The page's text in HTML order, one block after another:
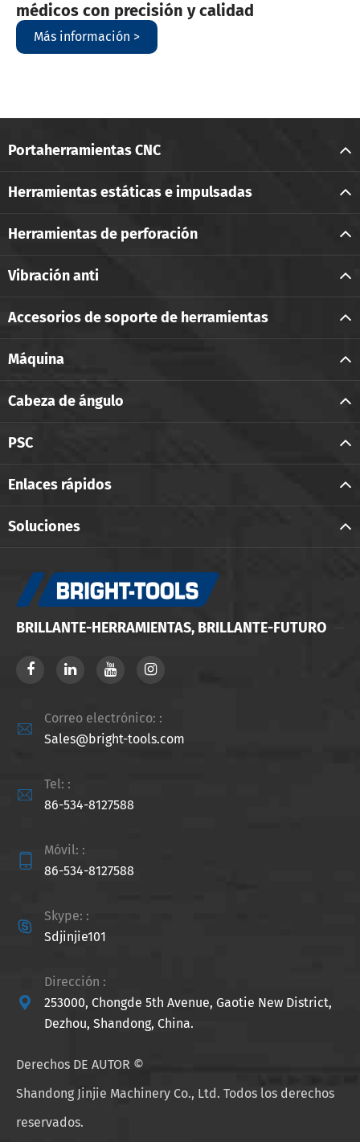
médicos con precisión y calidad
Más información >
Portaherramientas CNC
Herramientas estáticas e impulsadas
Herramientas de perforación
Vibración anti
Accesorios de soporte de herramientas
Máquina
Cabeza de ángulo
PSC
Enlaces rápidos
Soluciones
BRILLANTE-HERRAMIENTAS, BRILLANTE-FUTURO

Correo electrónico: :
Sales@bright-tools.com

Tel: :
86-534-8127588

Móvil: :
86-534-8127588

Skype: :
Sdjinjie101

Dirección :
253000, Chongde 5th Avenue, Gaotie New District,
Dezhou, Shandong, China.
Derechos DE AUTOR ©
Shandong Jinjie Machinery Co., Ltd. Todos los derechos
reservados.